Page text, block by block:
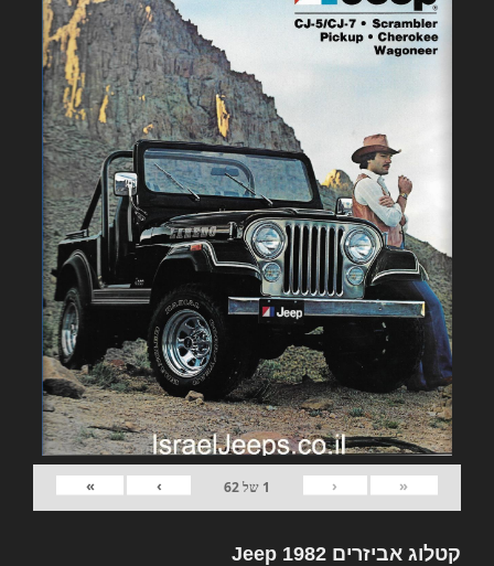
«
‹
1 של62
›
»
קטלוג אביזרים 1982 Jeep